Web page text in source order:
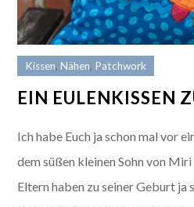
Kissen,Nähen, Patchwork
EIN EULENKISSEN
Ich habe Euch ja schon mal vor
dem süßen kleinen Sohn von
Eltern haben zu seiner Geburt